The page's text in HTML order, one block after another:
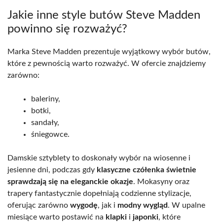
Jakie inne style butów Steve Madden
powinno się rozważyć?
Marka Steve Madden prezentuje wyjątkowy wybór butów,
które z pewnością warto rozważyć. W ofercie znajdziemy
zarówno:
baleriny,
botki,
sandały,
śniegowce.
Damskie sztyblety to doskonały wybór na wiosenne i
jesienne dni, podczas gdy klasyczne czółenka świetnie
sprawdzają się na eleganckie okazje. Mokasyny oraz
trapery fantastycznie dopełniają codzienne stylizacje,
oferując zarówno wygodę, jak i modny wygląd. W upalne
miesiące warto postawić na klapki i japonki, które